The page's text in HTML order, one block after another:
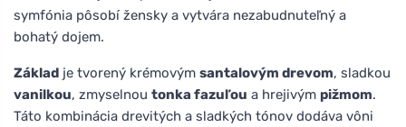
symfónia pôsobí žensky a vytvára nezabudnuteľný a
bohatý dojem.
Základ je tvorený krémovým santalovým drevom, sladkou
vanilkou, zmyselnou tonka fazuľou a hrejivým pižmom.
Táto kombinácia drevitých a sladkých tónov dodáva vôni